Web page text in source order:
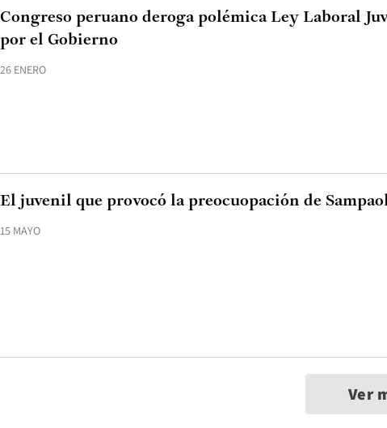
26 ENERO
Congreso peruano deroga polémica Ley Laboral
por el Gobierno
15 MAYO
El juvenil que provocó la preocuopación de
Ver